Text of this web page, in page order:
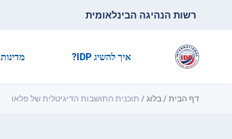
רשות הנהיגה הבינלאומית
איך להשיג IDP? מדינות
דף הבית/ בלוג/ תוכנית התושבות הדיגיטלית של פלאו